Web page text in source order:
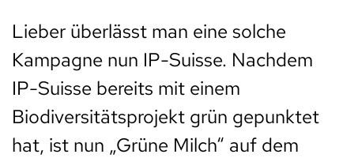
Lieber überlässt man eine solche
Kampagne nun IP-Suisse. Nachdem
IP-Suisse bereits mit einem
Biodiversitätsprojekt grün gepunktet
hat, ist nun „Grüne Milch“ auf dem